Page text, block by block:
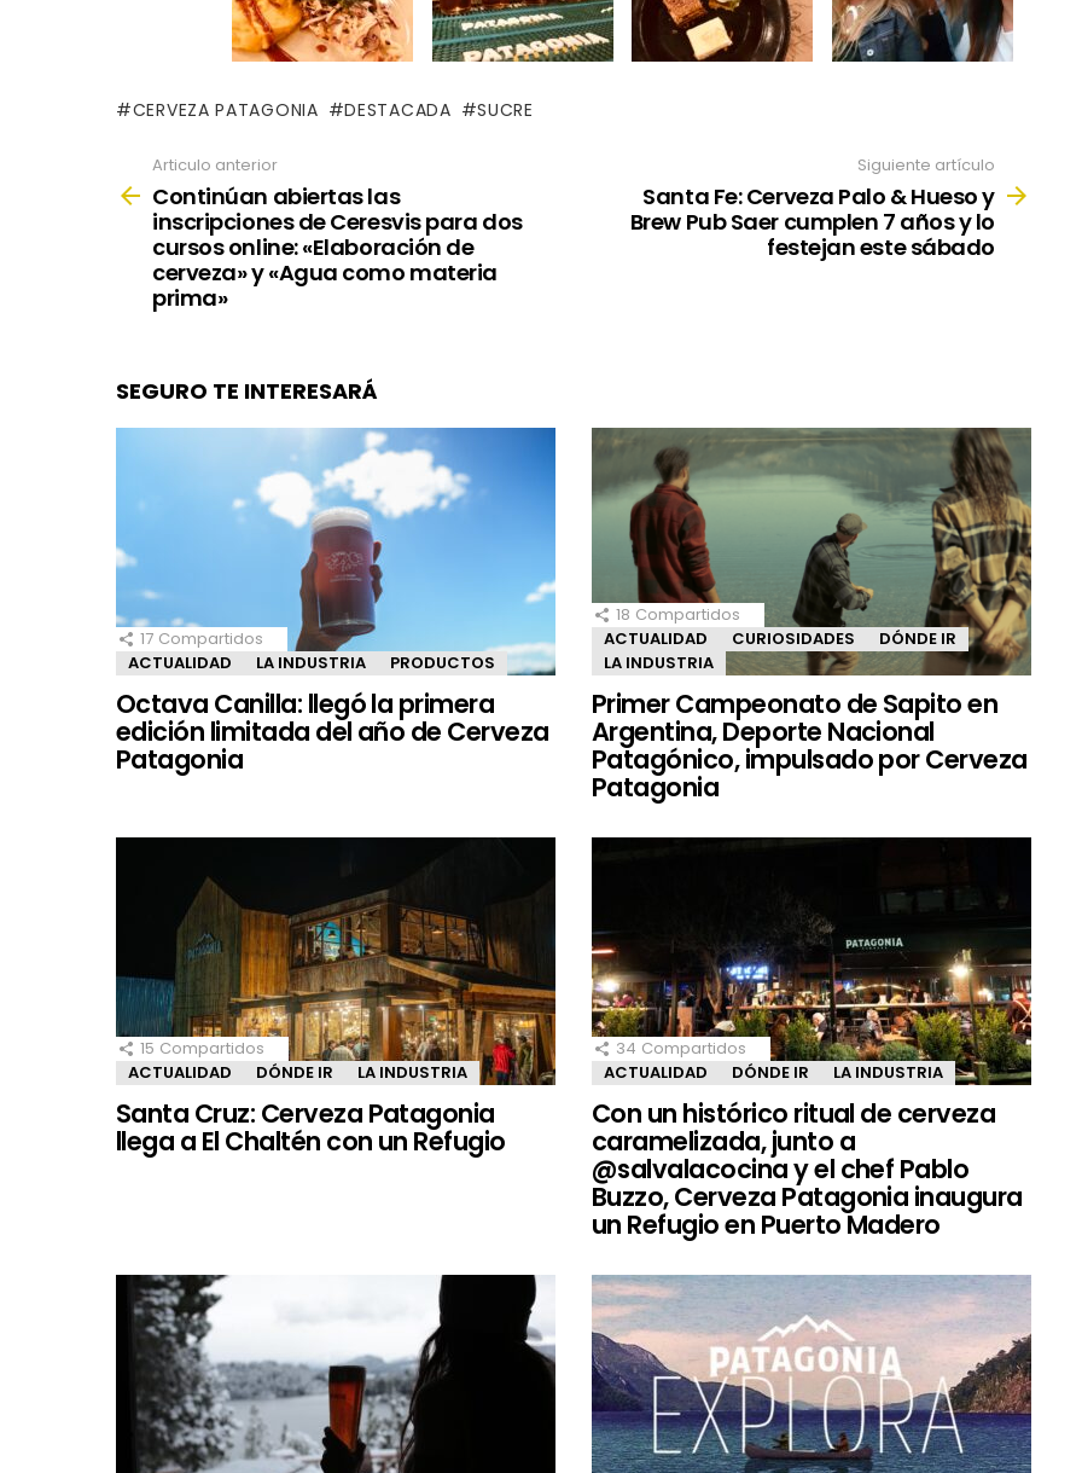
CERVEZA PATAGONIA DESTACADA SUCRE
more
Articulo anterior
Continúan abiertas las
inscripciones de Ceresvis para dos
cursos online: «Elaboración de
cerveza» y «Agua como materia
prima»
Siguiente artículo
Santa Fe: Cerveza Palo & Hueso y
Brew Pub Saer cumplen 7 años y lo
festejan este sábado
SEGURO TE INTERESARÁ
17 Compartidos
ACTUALIDAD
LA INDUSTRIA PRODUCTOS
Octava Canilla: llegó la primera
edición limitada del año de Cerveza
Patagonia
18 Compartidos
ACTUALIDAD
CURIOSIDADES
DÓNDE IR
LA INDUSTRIA
Primer Campeonato de Sapito en
Argentina, Deporte Nacional
Patagónico, impulsado por Cerveza
Patagonia
15 Compartidos
ACTUALIDAD
DÓNDE IR LA INDUSTRIA
Santa Cruz: Cerveza Patagonia
llega a El Chaltén con un Refugio
34 Compartidos
ACTUALIDAD
DÓNDE IR LA INDUSTRIA
Con un histórico ritual de cerveza
caramelizada, junto a
@salvalacocina y el chef Pablo
Buzzo, Cerveza Patagonia inaugura
un Refugio en Puerto Madero